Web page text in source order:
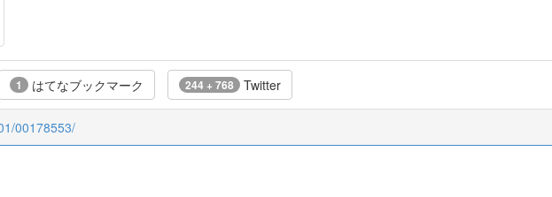
1 はてなブックマーク 244 + 768 Twitter
00178553/